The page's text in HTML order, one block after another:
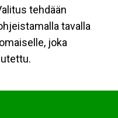
tehdään
tavalla
joka